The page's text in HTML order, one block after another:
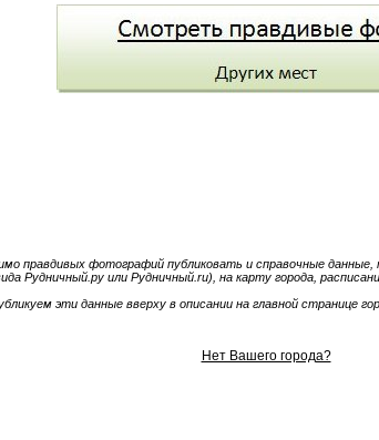
правдивых фотографий публиковать и справочные данные,
Рудничный.ру или Рудничный.ru), на карту города,
эти данные вверху в описании на главной странице
Нет Вашего города?